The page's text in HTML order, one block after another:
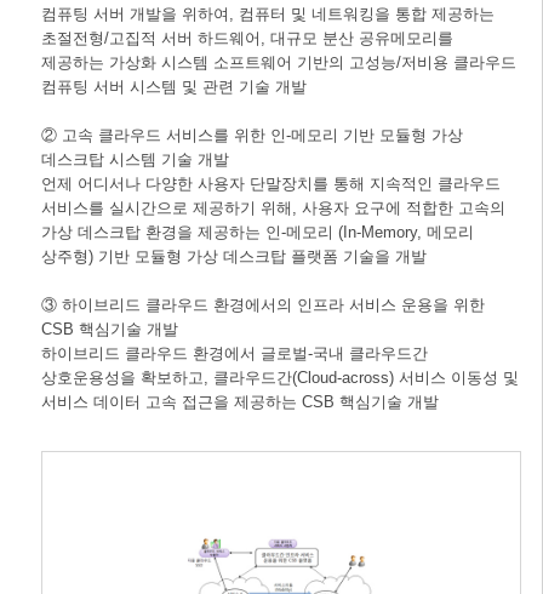
컴퓨팅 서버 개발을 위하여, 컴퓨터 및 네트워킹을 통합 제공하는
초절전형/고집적 서버 하드웨어, 대규모 분산 공유메모리를
제공하는 가상화 시스템 소프트웨어 기반의 고성능/저비용 클라우드
컴퓨팅 서버 시스템 및 관련 기술 개발
② 고속 클라우드 서비스를 위한 인-메모리 기반 모듈형 가상
데스크탑 시스템 기술 개발
언제 어디서나 다양한 사용자 단말장치를 통해 지속적인 클라우드
서비스를 실시간으로 제공하기 위해, 사용자 요구에 적합한 고속의
가상 데스크탑 환경을 제공하는 인-메모리 (In-Memory, 메모리
상주형) 기반 모듈형 가상 데스크탑 플랫폼 기술을 개발
③ 하이브리드 클라우드 환경에서의 인프라 서비스 운용을 위한
CSB 핵심기술 개발
하이브리드 클라우드 환경에서 글로벌-국내 클라우드간
상호운용성을 확보하고, 클라우드간(Cloud-across) 서비스 이동성 및
서비스 데이터 고속 접근을 제공하는 CSB 핵심기술 개발